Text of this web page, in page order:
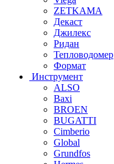
ZETKAMA
Декаст
Джилекс
Ридан
Тепловодомер
Формат
Инструмент
ALSO
Baxi
BROEN
BUGATTI
Cimberio
Global
Grundfos